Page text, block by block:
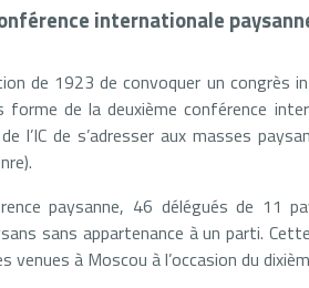
internationale
de 1923 de convoquer un congrès
de la deuxième conférence
l’IC de s’adresser aux masses
paysanne, 46 délégués de 11
sans appartenance à un parti.
venues à Moscou à l’occasion du